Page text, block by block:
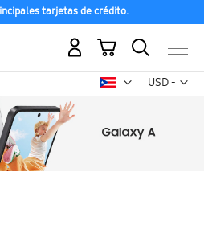
tarjetas de crédito.
USD -
dólar
Mi carrito